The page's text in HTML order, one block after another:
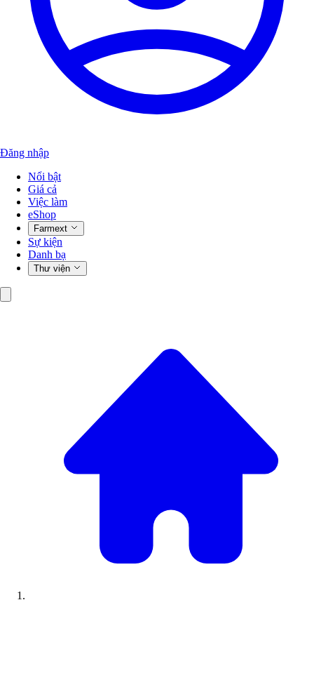
Đăng nhập
Nổi bật
Giá cả
Việc làm
eShop
Farmext
Sự kiện
Danh bạ
Thư viện